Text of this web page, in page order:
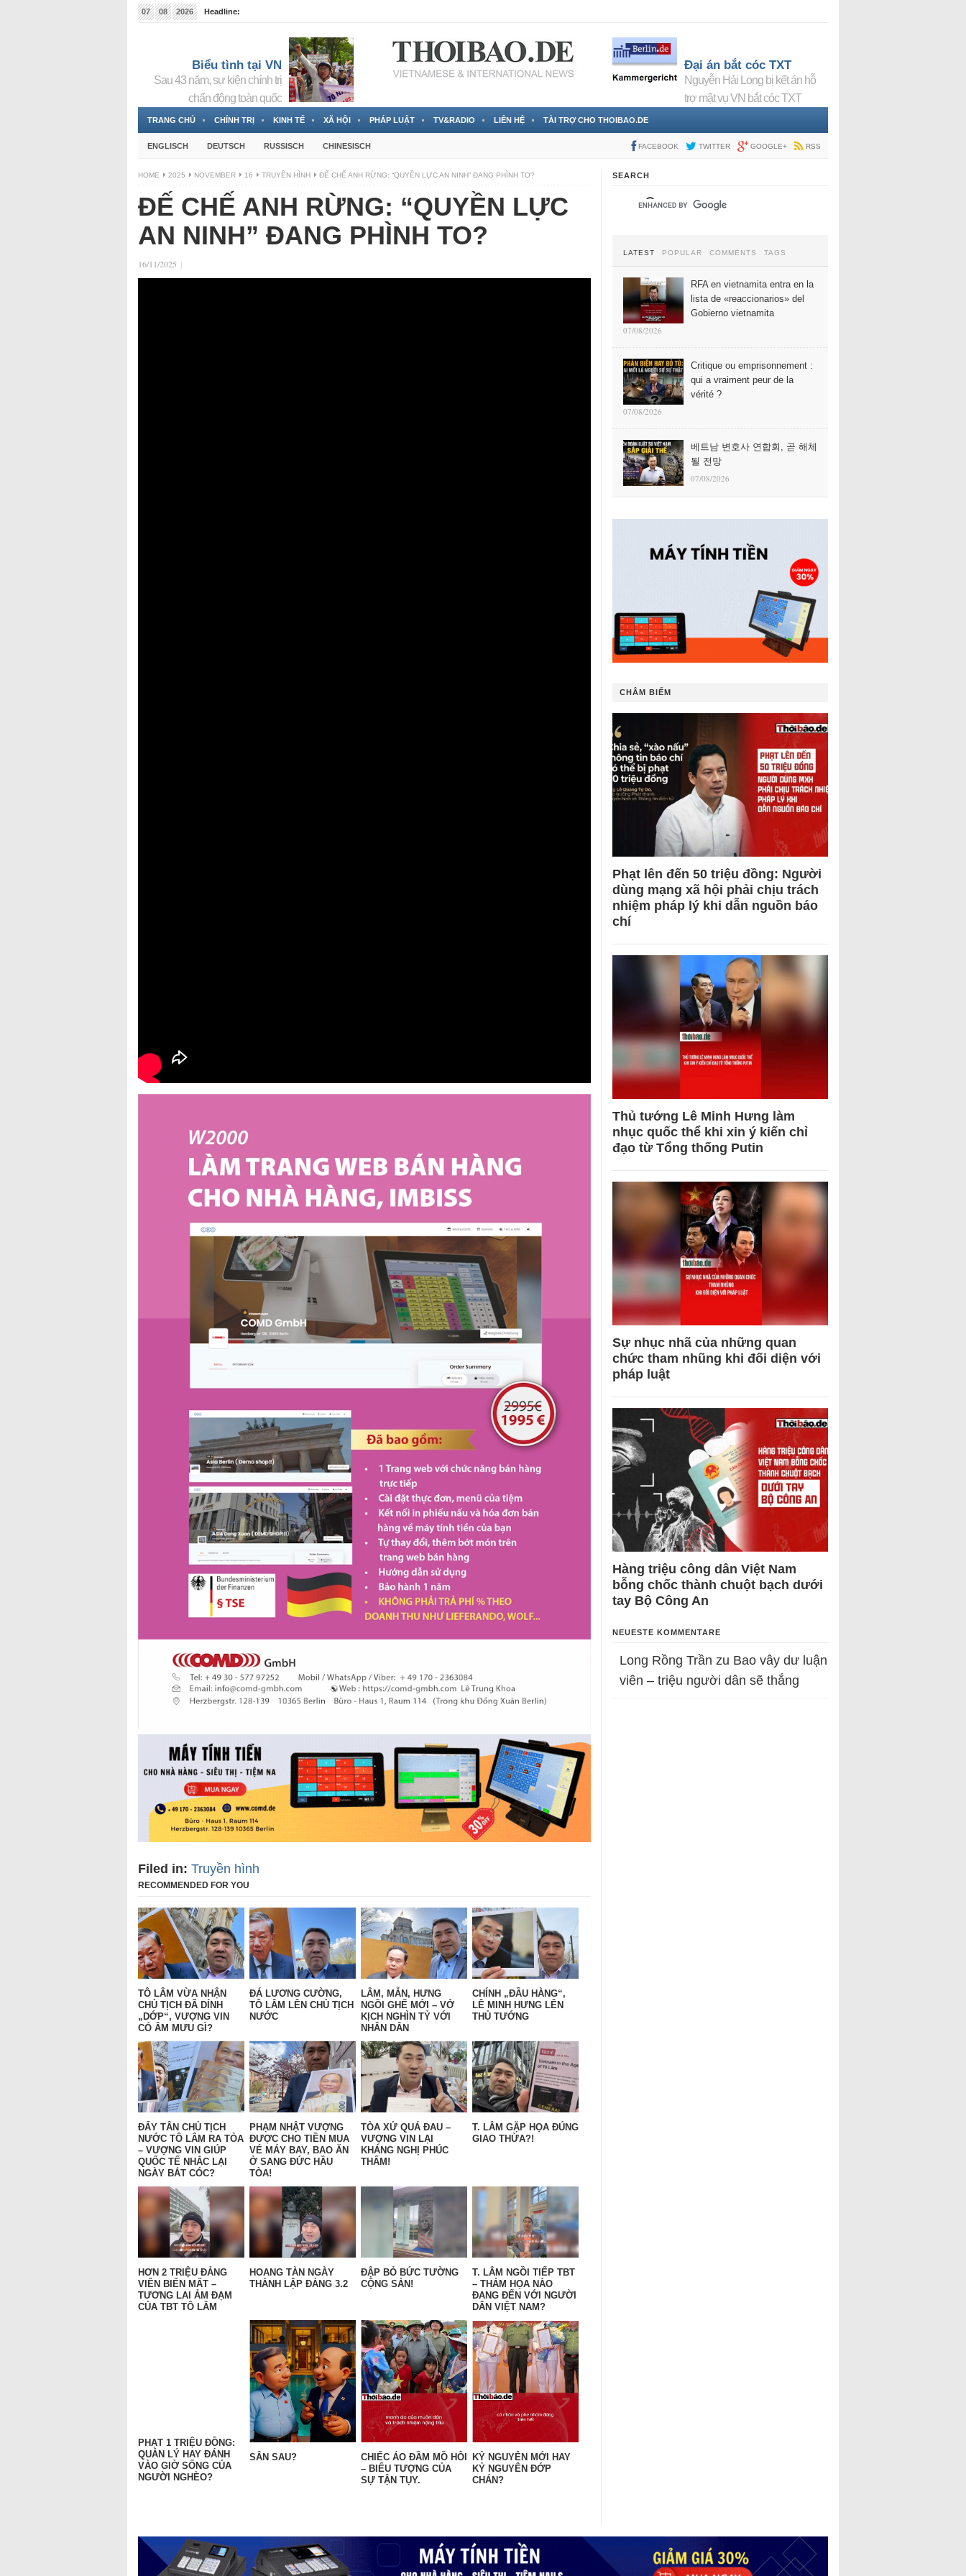
07 08 2026
Headline:
Biểu tình tại VN
Sau 43 năm, sự kiện chính trị
chấn động toàn quốc
Đại án bắt cóc TXT
Nguyễn Hải Long bị kết án hỗ
trợ mật vụ VN bắt cóc TXT
TRANG CHỦ CHÍNH TRỊ KINH TẾ XÃ HỘI PHÁP LUẬT TV&RADIO LIÊN HỆ TÀI TRỢ CHO THOIBAO.DE
ENGLISCH DEUTSCH RUSSISCH CHINESISCH FACEBOOK TWITTER GOOGLE+ RSS
HOME 2025 NOVEMBER 16 TRUYỀN HÌNH ĐẾ CHẾ ANH RỪNG: “QUYỀN LỰC AN NINH” ĐANG PHÌNH TO?
ĐẾ CHẾ ANH RỪNG: “QUYỀN LỰC
AN NINH” ĐANG PHÌNH TO?
16/11/2025 |
Filed in: Truyền hình
RECOMMENDED FOR YOU
TÔ LÂM VỪA NHẬN
CHỦ TỊCH ĐÃ DÍNH
„DỚP“, VƯỢNG VIN
CÓ ÂM MƯU GÌ?
ĐÁ LƯƠNG CƯỜNG,
TÔ LÂM LÊN CHỦ TỊCH
NƯỚC
LÂM, MẪN, HƯNG
NGỒI GHẾ MỚI – VỞ
KỊCH NGHÌN TỶ VỚI
NHÂN DÂN
CHÍNH „ĐẦU HÀNG“,
LÊ MINH HƯNG LÊN
THỦ TƯỚNG
ĐẨY TÂN CHỦ TỊCH
NƯỚC TÔ LÂM RA TÒA
– VƯỢNG VIN GIÚP
QUỐC TẾ NHẮC LẠI
NGÀY BẮT CÓC?
PHẠM NHẬT VƯỢNG
ĐƯỢC CHO TIỀN MUA
VÉ MÁY BAY, BAO ĂN
Ở SANG ĐỨC HẦU
TÒA!
TÒA XỬ QUÁ ĐAU –
VƯỢNG VIN LẠI
KHÁNG NGHỊ PHÚC
THẨM!
T. LÂM GẶP HỌA ĐÚNG
GIAO THỪA?!
HƠN 2 TRIỆU ĐẢNG
VIÊN BIẾN MẤT –
TƯƠNG LAI ẢM ĐẠM
CỦA TBT TÔ LÂM
HOANG TÀN NGÀY
THÀNH LẬP ĐẢNG 3.2
ĐẬP BỎ BỨC TƯỜNG
CỘNG SẢN!
T. LÂM NGỒI TIẾP TBT
– THẢM HỌA NÀO
ĐANG ĐẾN VỚI NGƯỜI
DÂN VIỆT NAM?
PHẠT 1 TRIỆU ĐỒNG:
QUẢN LÝ HAY ĐÁNH
VÀO GIỜ SỐNG CỦA
NGƯỜI NGHÈO?
SÂN SAU?
CHIẾC ÁO ĐẦM MỒ HÔI
– BIỂU TƯỢNG CỦA
SỰ TẬN TỤY.
KỶ NGUYÊN MỚI HAY
KỶ NGUYÊN ĐỚP
CHÁN?
SEARCH
LATEST POPULAR COMMENTS TAGS
RFA en vietnamita entra en la
lista de «reaccionarios» del
Gobierno vietnamita
07/08/2026
Critique ou emprisonnement :
qui a vraiment peur de la
vérité ?
07/08/2026
베트남 변호사 연합회, 곧 해체
될 전망
07/08/2026
CHÂM BIẾM
Phạt lên đến 50 triệu đồng: Người
dùng mạng xã hội phải chịu trách
nhiệm pháp lý khi dẫn nguồn báo
chí
Thủ tướng Lê Minh Hưng làm
nhục quốc thể khi xin ý kiến chỉ
đạo từ Tổng thống Putin
Sự nhục nhã của những quan
chức tham nhũng khi đối diện với
pháp luật
Hàng triệu công dân Việt Nam
bỗng chốc thành chuột bạch dưới
tay Bộ Công An
NEUESTE KOMMENTARE
Long Rồng Trần zu Bao vây dư luận
viên – triệu người dân sẽ thắng